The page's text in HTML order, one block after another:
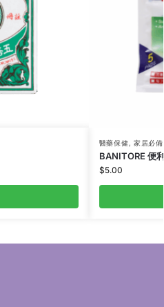
醫藥保健, 家居必備
BANITORE 便
$5.00